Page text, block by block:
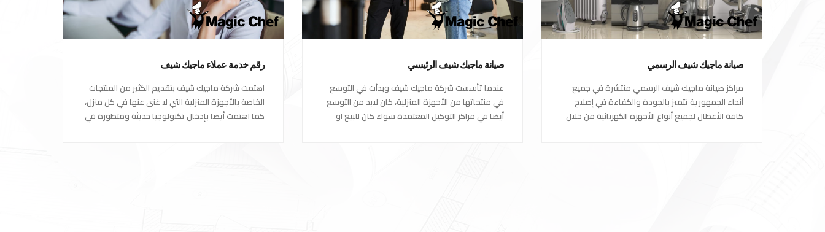
صيانة ماجيك شيف الرسمي
مراكز صيانة ماجيك شيف الرسمي منتشرة في جميع
أنحاء الجمهورية تتميز بالجودة والكفاءة في إصلاح
كافة الأعطال لجميع أنواع الأجهزة الكهربائية من خلال
صيانة ماجيك شيف الرئيسي
عندما تأسست شركة ماجيك شيف وبدأت في التوسع
في منتجاتها من الأجهزة المنزلية، كان لابد من التوسع
أيضا في مراكز التوكيل المعتمدة سواء كان للبيع او
رقم خدمة عملاء ماجيك شيف
اهتمت شركة ماجيك شيف بتقديم الكثير من المنتجات
الخاصة بالأجهزة المنزلية التي لا غنى عنها في كل منزل،
كما اهتمت أيضا بإدخال تكنولوجيا حديثة ومتطورة في